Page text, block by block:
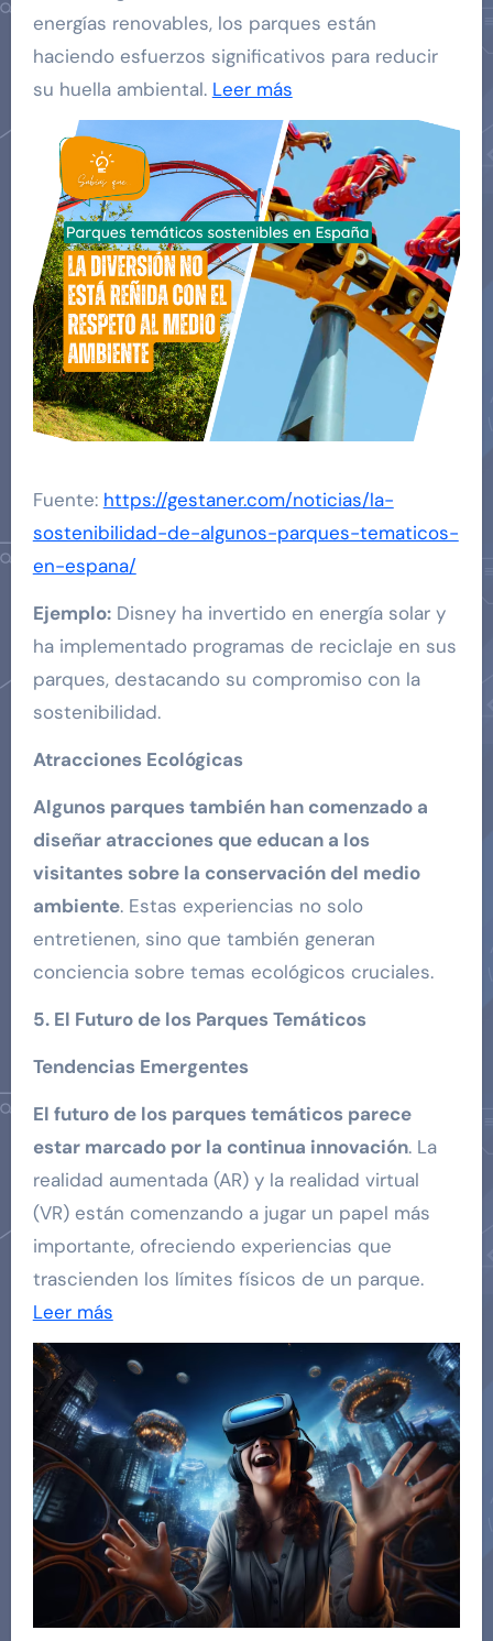
energías renovables, los parques están
haciendo esfuerzos significativos para reducir
su huella ambiental. Leer más
Fuente: https://gestaner.com/noticias/la-
sostenibilidad-de-algunos-parques-tematicos-
en-espana/
Ejemplo:Disney ha invertido en energía solar y
ha implementado programas de reciclaje en sus
parques, destacando su compromiso con la
sostenibilidad.
Atracciones Ecológicas
Algunos parques también han comenzado a
diseñar atracciones que educan a los
visitantes sobre la conservación del medio
ambiente. Estas experiencias no solo
entretienen, sino que también generan
conciencia sobre temas ecológicos cruciales.
5. El Futuro de los Parques Temáticos
Tendencias Emergentes
El futuro de los parques temáticos parece
estar marcado por la continua innovación. La
realidad aumentada (AR) y la realidad virtual
(VR) están comenzando a jugar un papel más
importante, ofreciendo experiencias que
trascienden los límites físicos de un parque.
Leer más